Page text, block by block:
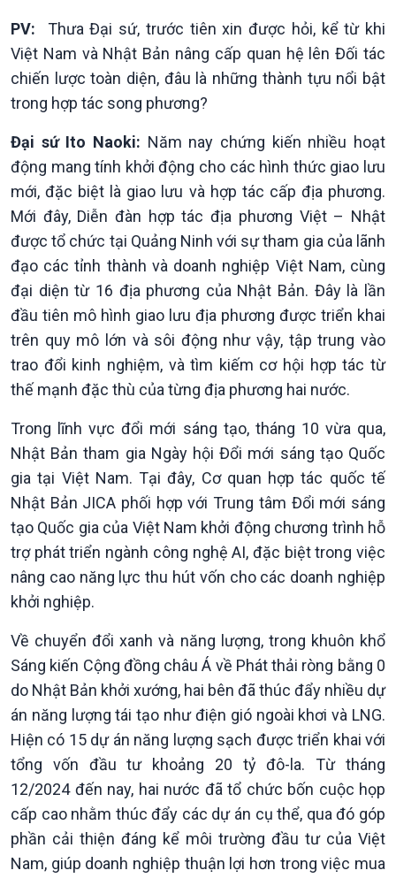
Thời sự 18h
Thời sự 21h30
Bản tin
Chính trị
Tin Chính trị
Chính phủ với người dân
Quốc hội với cử tri
Xây dựng đảng
Đảng trong cuộc sống
Nhận diện sự thật
Pháp luật và đời sống
Thế giới
Tin thế giới
Vấn đề quốc tế
Hồ sơ sự kiện quốc tế
Thế giới & Việt Nam
Biên cương - Một dải vững
bền
PV: Thưa Đại sứ, trước tiên xin được hỏi, kể từ khi
Việt Nam và Nhật Bản nâng cấp quan hệ lên Đối tác
chiến lược toàn diện, đâu là những thành tựu nổi bật
trong hợp tác song phương?
Đại sứ Ito Naoki: Năm nay chứng kiến nhiều hoạt
động mang tính khởi động cho các hình thức giao lưu
mới, đặc biệt là giao lưu và hợp tác cấp địa phương.
Mới đây, Diễn đàn hợp tác địa phương Việt – Nhật
được tổ chức tại Quảng Ninh với sự tham gia của lãnh
đạo các tỉnh thành và doanh nghiệp Việt Nam, cùng
đại diện từ 16 địa phương của Nhật Bản. Đây là lần
đầu tiên mô hình giao lưu địa phương được triển khai
trên quy mô lớn và sôi động như vậy, tập trung vào
trao đổi kinh nghiệm, và tìm kiếm cơ hội hợp tác từ
thế mạnh đặc thù của từng địa phương hai nước.
Trong lĩnh vực đổi mới sáng tạo, tháng 10 vừa qua,
Nhật Bản tham gia Ngày hội Đổi mới sáng tạo Quốc
gia tại Việt Nam. Tại đây, Cơ quan hợp tác quốc tế
Nhật Bản JICA phối hợp với Trung tâm Đổi mới sáng
tạo Quốc gia của Việt Nam khởi động chương trình hỗ
trợ phát triển ngành công nghệ AI, đặc biệt trong việc
nâng cao năng lực thu hút vốn cho các doanh nghiệp
khởi nghiệp.
Về chuyển đổi xanh và năng lượng, trong khuôn khổ
Sáng kiến Cộng đồng châu Á về Phát thải ròng bằng 0
do Nhật Bản khởi xướng, hai bên đã thúc đẩy nhiều dự
án năng lượng tái tạo như điện gió ngoài khơi và LNG.
Hiện có 15 dự án năng lượng sạch được triển khai với
tổng vốn đầu tư khoảng 20 tỷ đô-la. Từ tháng
12/2024 đến nay, hai nước đã tổ chức bốn cuộc họp
cấp cao nhằm thúc đẩy các dự án cụ thể, qua đó góp
phần cải thiện đáng kể môi trường đầu tư của Việt
Nam, giúp doanh nghiệp thuận lợi hơn trong việc mua